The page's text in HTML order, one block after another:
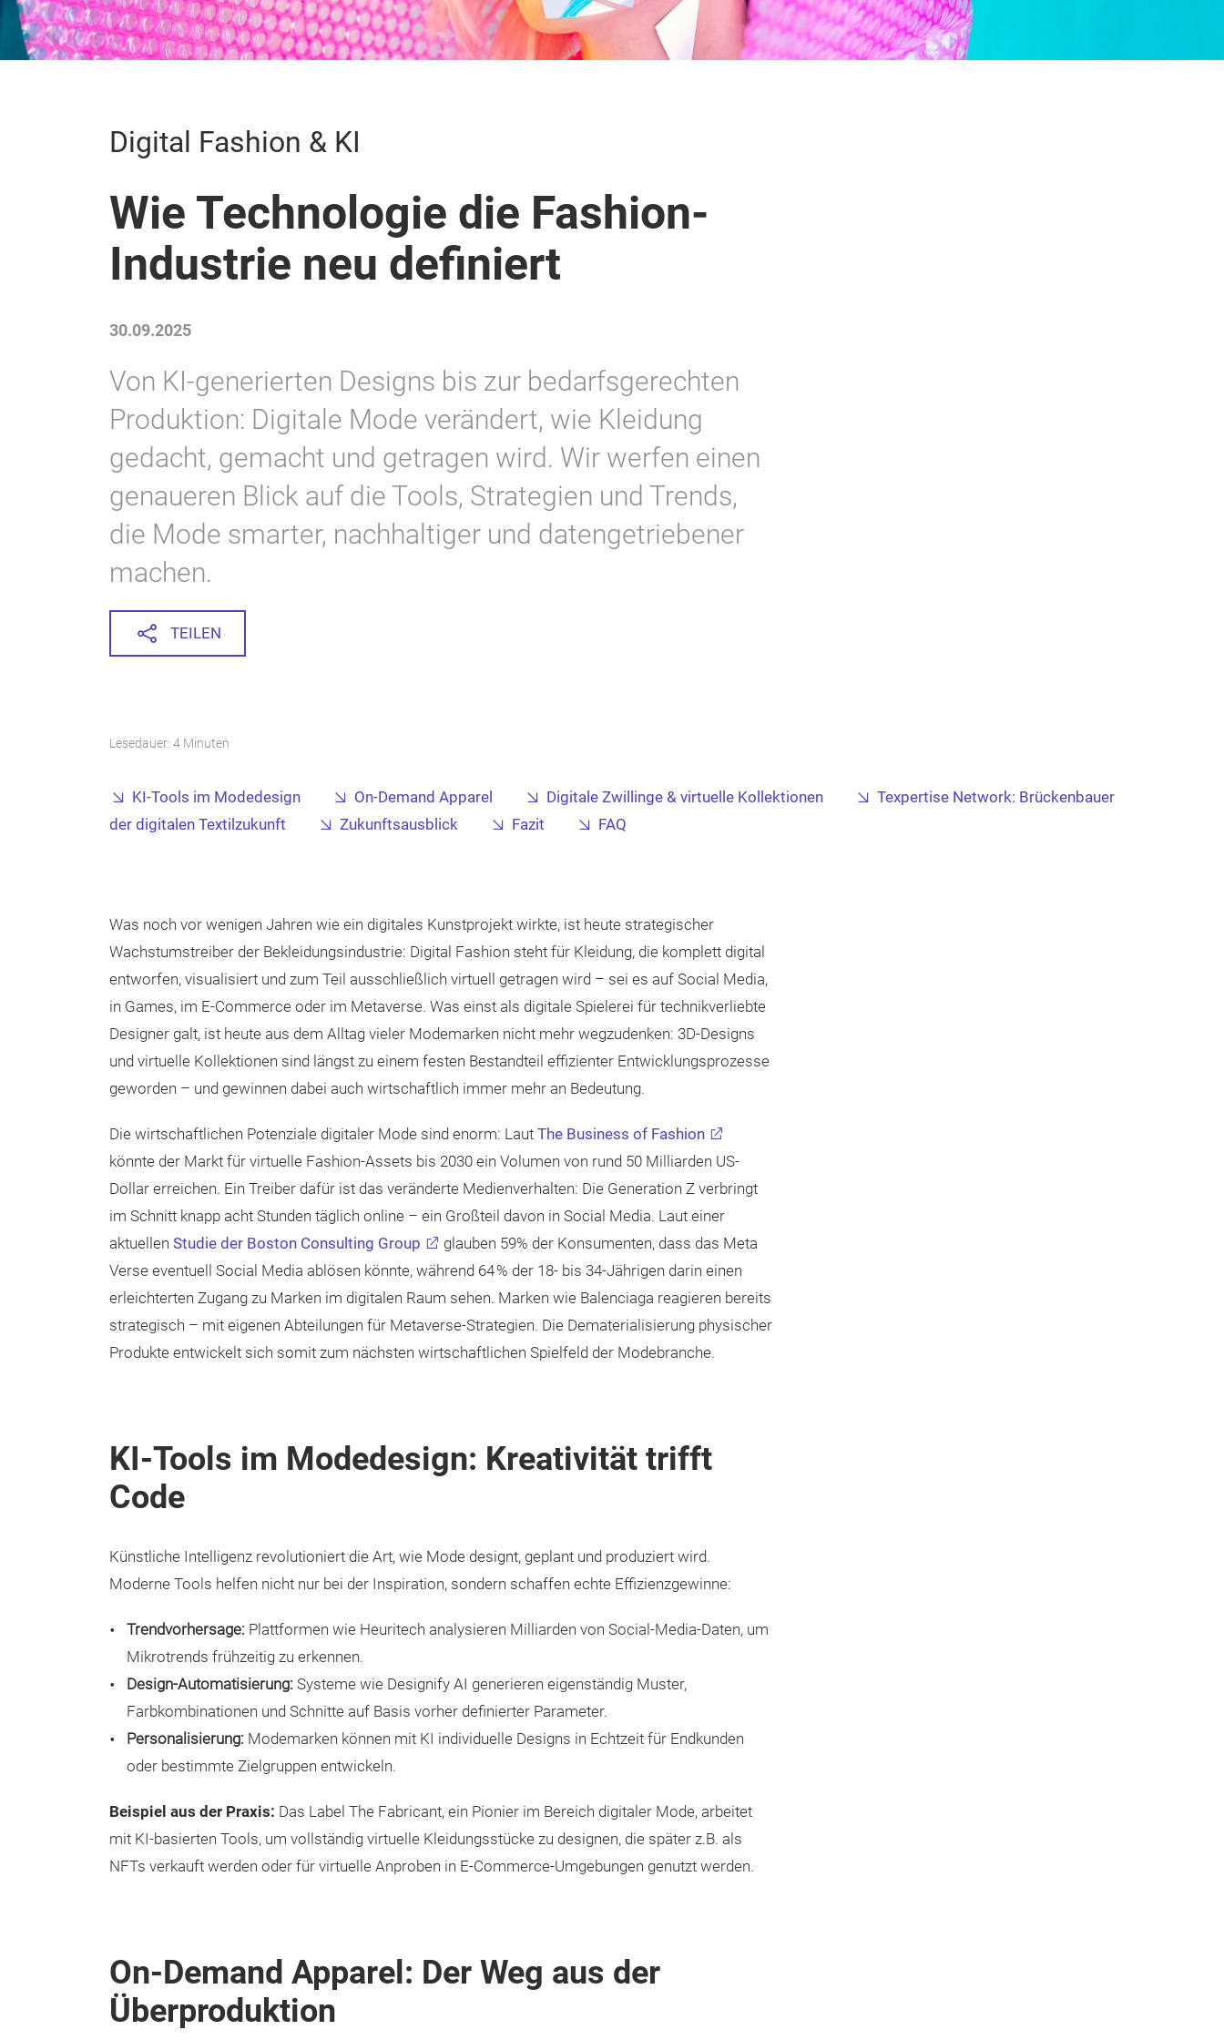
Digital Fashion & KI
Wie Technologie die Fashion-
Industrie neu definiert
30.09.2025
Von KI-generierten Designs bis zur bedarfsgerechten
Produktion: Digitale Mode verändert, wie Kleidung
gedacht, gemacht und getragen wird. Wir werfen einen
genaueren Blick auf die Tools, Strategien und Trends,
die Mode smarter, nachhaltiger und datengetriebener
machen.
TEILEN
Lesedauer: 4 Minuten
KI-Tools im Modedesign On-Demand Apparel Digitale Zwillinge & virtuelle Kollektionen
Texpertise Network: Brückenbauer
der digitalen Textilzukunft
Zukunftsausblick Fazit FAQ
Was noch vor wenigen Jahren wie ein digitales Kunstprojekt wirkte, ist heute strategischer
Wachstumstreiber der Bekleidungsindustrie: Digital Fashion steht für Kleidung, die komplett digital
entworfen, visualisiert und zum Teil ausschließlich virtuell getragen wird – sei es auf Social Media,
in Games, im E-Commerce oder im Metaverse. Was einst als digitale Spielerei für technikverliebte
Designer galt, ist heute aus dem Alltag vieler Modemarken nicht mehr wegzudenken: 3D-Designs
und virtuelle Kollektionen sind längst zu einem festen Bestandteil effizienter Entwicklungsprozesse
geworden – und gewinnen dabei auch wirtschaftlich immer mehr an Bedeutung.
Die wirtschaftlichen Potenziale digitaler Mode sind enorm: Laut The Business of Fashion
könnte der Markt für virtuelle Fashion-Assets bis 2030 ein Volumen von rund 50 Milliarden US-
Dollar erreichen. Ein Treiber dafür ist das veränderte Medienverhalten: Die Generation Z verbringt
im Schnitt knapp acht Stunden täglich online – ein Großteil davon in Social Media. Laut einer
aktuellen Studie der Boston Consulting Group
glauben 59% der Konsumenten, dass das Meta
Verse eventuell Social Media ablösen könnte, während 64 % der 18- bis 34-Jährigen darin einen
erleichterten Zugang zu Marken im digitalen Raum sehen. Marken wie Balenciaga reagieren bereits
strategisch – mit eigenen Abteilungen für Metaverse-Strategien. Die Dematerialisierung physischer
Produkte entwickelt sich somit zum nächsten wirtschaftlichen Spielfeld der Modebranche.
KI-Tools im Modedesign: Kreativität trifft
Code
Künstliche Intelligenz revolutioniert die Art, wie Mode designt, geplant und produziert wird.
Moderne Tools helfen nicht nur bei der Inspiration, sondern schaffen echte Effizienzgewinne:
Trendvorhersage: Plattformen wie Heuritech analysieren Milliarden von Social-Media-Daten, um
Mikrotrends frühzeitig zu erkennen.
Design-Automatisierung: Systeme wie Designify AI generieren eigenständig Muster,
Farbkombinationen und Schnitte auf Basis vorher definierter Parameter.
Personalisierung: Modemarken können mit KI individuelle Designs in Echtzeit für Endkunden
oder bestimmte Zielgruppen entwickeln.
Beispiel aus der Praxis: Das Label The Fabricant, ein Pionier im Bereich digitaler Mode, arbeitet
mit KI-basierten Tools, um vollständig virtuelle Kleidungsstücke zu designen, die später z.B. als
NFTs verkauft werden oder für virtuelle Anproben in E-Commerce-Umgebungen genutzt werden.
On-Demand Apparel: Der Weg aus der
Überproduktion